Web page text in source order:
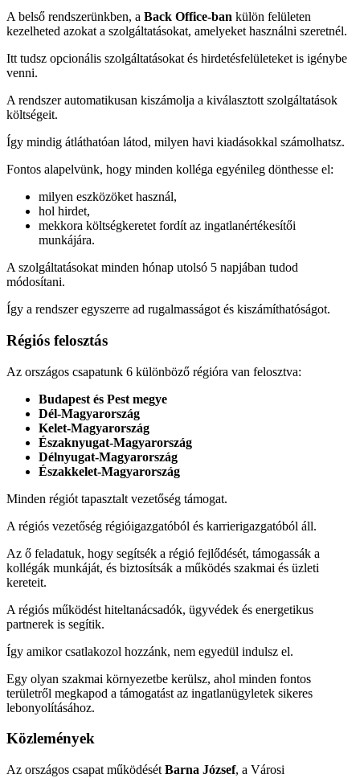
A belső rendszerünkben, a Back Office-ban külön felületen
kezelheted azokat a szolgáltatásokat, amelyeket használni szeretnél.
Itt tudsz opcionális szolgáltatásokat és hirdetésfelületeket is igénybe
venni.
A rendszer automatikusan kiszámolja a kiválasztott szolgáltatások
költségeit.
Így mindig átláthatóan látod, milyen havi kiadásokkal számolhatsz.
Fontos alapelvünk, hogy minden kolléga egyénileg dönthesse el:
milyen eszközöket használ,
hol hirdet,
mekkora költségkeretet fordít az ingatlanértékesítői
munkájára.
A szolgáltatásokat minden hónap utolsó 5 napjában tudod
módosítani.
Így a rendszer egyszerre ad rugalmasságot és kiszámíthatóságot.
Régiós felosztás
Az országos csapatunk 6 különböző régióra van felosztva:
Budapest és Pest megye
Dél-Magyarország
Kelet-Magyarország
Északnyugat-Magyarország
Délnyugat-Magyarország
Északkelet-Magyarország
Minden régiót tapasztalt vezetőség támogat.
A régiós vezetőség régióigazgatóból és karrierigazgatóból áll.
Az ő feladatuk, hogy segítsék a régió fejlődését, támogassák a
kollégák munkáját, és biztosítsák a működés szakmai és üzleti
kereteit.
A régiós működést hiteltanácsadók, ügyvédek és energetikus
partnerek is segítik.
Így amikor csatlakozol hozzánk, nem egyedül indulsz el.
Egy olyan szakmai környezetbe kerülsz, ahol minden fontos
területről megkapod a támogatást az ingatlanügyletek sikeres
lebonyolításához.
Közlemények
Az országos csapat működését Barna József, a Városi